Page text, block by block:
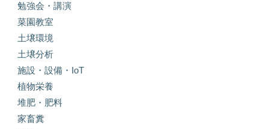
勉強会・講演
菜園教室
土壌環境
土壌分析
施設・設備・IoT
植物栄養
堆肥・肥料
家畜糞